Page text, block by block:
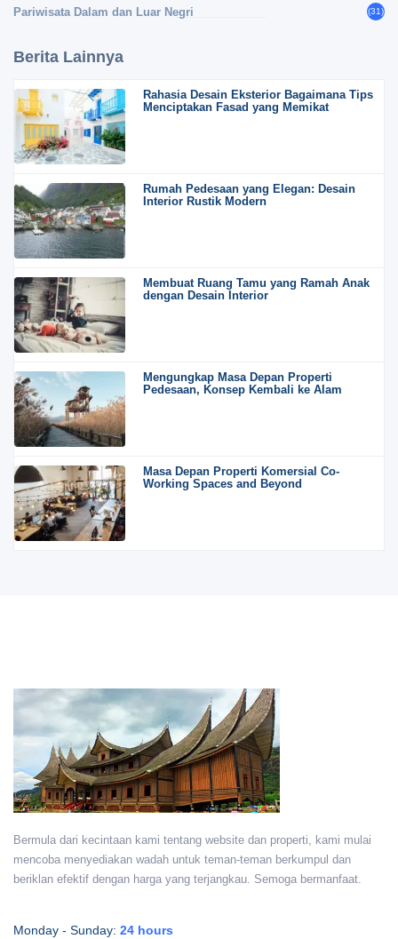
Pariwisata Dalam dan Luar Negri (31)
Berita Lainnya
Rahasia Desain Eksterior Bagaimana Tips
Menciptakan Fasad yang Memikat
Rumah Pedesaan yang Elegan: Desain
Interior Rustik Modern
Membuat Ruang Tamu yang Ramah Anak
dengan Desain Interior
Mengungkap Masa Depan Properti
Pedesaan, Konsep Kembali ke Alam
Masa Depan Properti Komersial Co-
Working Spaces and Beyond
Bermula dari kecintaan kami tentang website dan properti, kami mulai
mencoba menyediakan wadah untuk teman-teman berkumpul dan
beriklan efektif dengan harga yang terjangkau. Semoga bermanfaat.
Monday - Sunday: 24 hours